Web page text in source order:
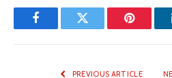
FacebookTwitter Pinterest
PREVIOUS ARTICLE